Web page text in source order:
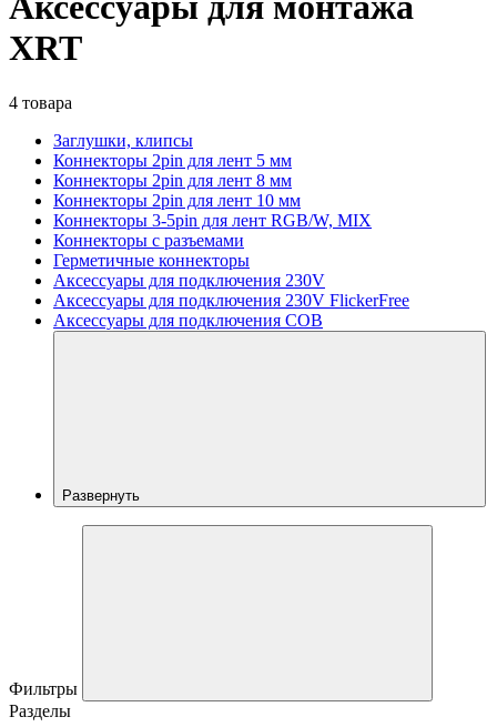
XRT
4 товара
Заглушки, клипсы
Коннекторы 2pin для лент 5 мм
Коннекторы 2pin для лент 8 мм
Коннекторы 2pin для лент 10 мм
Коннекторы 3-5pin для лент RGB/W, MIX
Коннекторы с разъемами
Герметичные коннекторы
Аксессуары для подключения 230V
Аксессуары для подключения 230V FlickerFree
Аксессуары для подключения COB
Развернуть
Фильтры
Разделы